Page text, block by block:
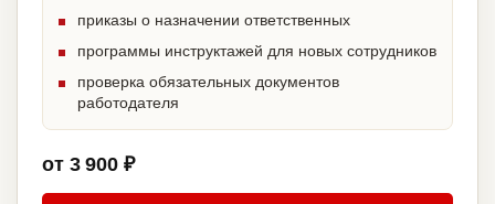
приказы о назначении ответственных
программы инструктажей для новых сотрудников
проверка обязательных документов
работодателя
от 3 900 ₽